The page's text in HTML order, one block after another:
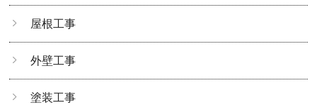
屋根工事
外壁工事
塗装工事